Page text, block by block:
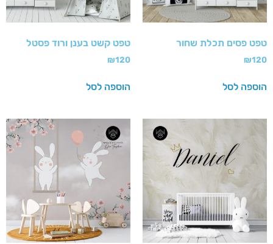
טפט פסים תכלת שחור
₪120
הוספה לסל
טפט קשט בענן ורוד פסטל
₪120
הוספה לסל